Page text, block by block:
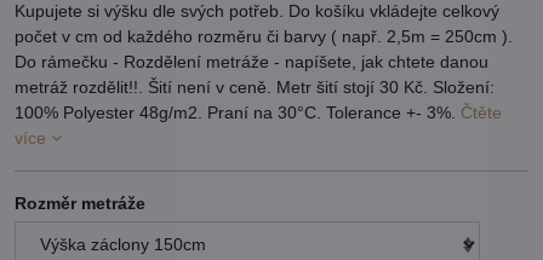
Kupujete si výšku dle svých potřeb. Do košíku vkládejte celkový
počet v cm od každého rozměru či barvy ( např. 2,5m = 250cm ).
Do rámečku - Rozdělení metráže - napíšete, jak chtete danou
metráž rozdělit!!. Šití není v ceně. Metr šití stojí 30 Kč. Složení:
100% Polyester 48g/m2. Praní na 30°C. Tolerance +- 3%. Čtěte
více
Rozměr metráže